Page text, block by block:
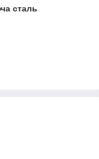
сталь